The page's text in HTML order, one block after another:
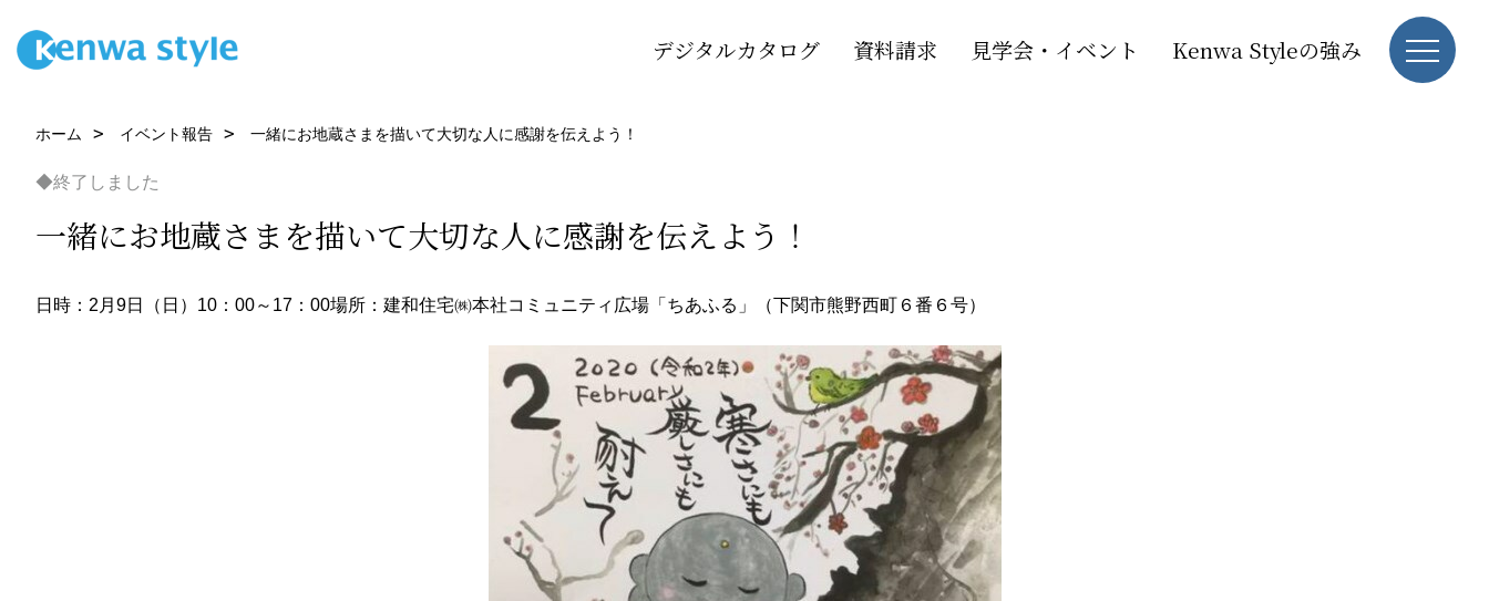
デジタルカタログ 資料請求 見学会・イベント Kenwa Styleの強み
ホーム イベント報告 一緒にお地蔵さまを描いて大切な人に感謝を伝えよう！
◆終了しました
一緒にお地蔵さまを描いて大切な人に感謝を伝えよう！
日時：2月9日（日）10：00～17：00場所：建和住宅㈱本社コミュニティ広場「ちあふる」（下関市熊野西町６番６号）